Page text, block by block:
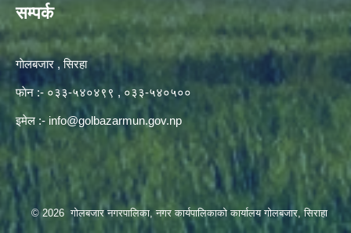
सम्पर्क
गाेलबजार , सिरहा
फाेन :- ०३३-५४०४९९ , ०३३-५४०५००
इमेल :- info@golbazarmun.gov.np
© 2026 गोलबजार नगरपालिका, नगर कार्यपालिकाको कार्यालय गोलबजार, सिराहा